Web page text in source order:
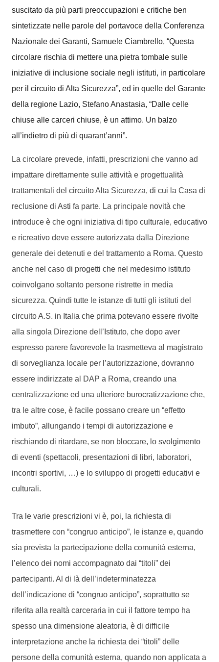
suscitato da più parti preoccupazioni e critiche ben
sintetizzate nelle parole del portavoce della Conferenza
Nazionale dei Garanti, Samuele Ciambrello, “Questa
circolare rischia di mettere una pietra tombale sulle
iniziative di inclusione sociale negli istituti, in particolare
per il circuito di Alta Sicurezza”, ed in quelle del Garante
della regione Lazio, Stefano Anastasia, “Dalle celle
chiuse alle carceri chiuse, è un attimo. Un balzo
all’indietro di più di quarant’anni”.
La circolare prevede, infatti, prescrizioni che vanno ad
impattare direttamente sulle attività e progettualità
trattamentali del circuito Alta Sicurezza, di cui la Casa di
reclusione di Asti fa parte. La principale novità che
introduce è che ogni iniziativa di tipo culturale, educativo
e ricreativo deve essere autorizzata dalla Direzione
generale dei detenuti e del trattamento a Roma. Questo
anche nel caso di progetti che nel medesimo istituto
coinvolgano soltanto persone ristrette in media
sicurezza. Quindi tutte le istanze di tutti gli istituti del
circuito A.S. in Italia che prima potevano essere rivolte
alla singola Direzione dell’Istituto, che dopo aver
espresso parere favorevole la trasmetteva al magistrato
di sorveglianza locale per l’autorizzazione, dovranno
essere indirizzate al DAP a Roma, creando una
centralizzazione ed una ulteriore burocratizzazione che,
tra le altre cose, è facile possano creare un “effetto
imbuto”, allungando i tempi di autorizzazione e
rischiando di ritardare, se non bloccare, lo svolgimento
di eventi (spettacoli, presentazioni di libri, laboratori,
incontri sportivi, …) e lo sviluppo di progetti educativi e
culturali.
Tra le varie prescrizioni vi è, poi, la richiesta di
trasmettere con “congruo anticipo”, le istanze e, quando
sia prevista la partecipazione della comunità esterna,
l’elenco dei nomi accompagnato dai “titoli” dei
partecipanti. Al di là dell’indeterminatezza
dell’indicazione di “congruo anticipo”, soprattutto se
riferita alla realtà carceraria in cui il fattore tempo ha
spesso una dimensione aleatoria, è di difficile
interpretazione anche la richiesta dei “titoli” delle
persone della comunità esterna, quando non applicata a